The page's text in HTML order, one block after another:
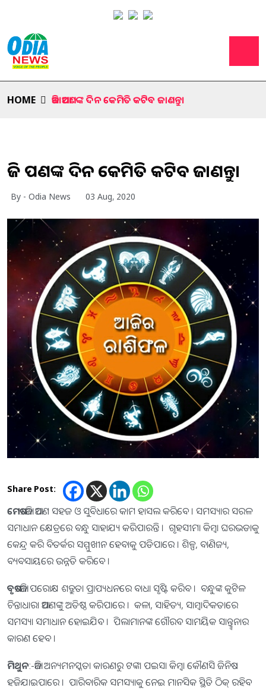
HOME ଆଜି ଆପଣଙ୍କ ଦିନ କେମିତି କଟିବ ଜାଣନ୍ତୁ।
ଆଜି ଆପଣଙ୍କ ଦିନ କେମିତି କଟିବ ଜାଣନ୍ତୁ।
By - Odia News 03 Aug, 2020
Share Post:
ମେଷ:-ଆଜି ଆପଣ ସହଜ ଓ ସୁବିଧାରେ କାମ ହାସଲ କରିବେ । ସମସ୍ୟାର ସରଳ
ସମାଧାନ କ୍ଷେତ୍ରରେ ବନ୍ଧୁ ସାହାଯ୍ୟ କରିପାରନ୍ତି । ଗୃହସୀମା କିମ୍ବା ଘରଭଡାକୁ
କେନ୍ଦ୍ର କରି ବିତର୍କର ସମ୍ମୁଖୀନ ହେବାକୁ ପଡିପାରେ । ଶିଳ୍ପ, ବାଣିଜ୍ୟ,
ବ୍ୟବସାୟରେ ଉନ୍ନତି କରିବେ ।
ବୃଷ:-ଆଜି ପରୋକ୍ଷ ଶତ୍ରୁତା ପ୍ରାପ୍ୟଧନରେ ବାଧା ସୃଷ୍ଟି କରିବ । ବନ୍ଧୁଙ୍କ କୁଟିଳ
ଚିନ୍ତାଧାରା ଆପଣଙ୍କୁ ଅତିଷ୍ଠ କରିପାରେ । କଳା, ସାହିତ୍ୟ, ସାମ୍ବାଦିକତାରେ
ସମସ୍ୟା ସମାଧାନ ହୋଇଯିବ । ପିଲାମାନଙ୍କ ଗୌରବ ସାମୟିକ ସାନ୍ତ୍ୱ୍ବନାର
କାରଣ ହେବ ।
ମିଥୁନ:-ଆଜି ଅନ୍ୟମନସ୍କତା କାରଣରୁ ଟଙ୍କା ପଇସା କିମ୍ବା କୌଣସି ଜିନିଷ
ହଜିଯାଇପାରେ । ପାରିବାରିକ ସମସ୍ୟାକୁ ନେଇ ମାନସିକ ସ୍ଥିତି ଠିକ୍‌ ରହିବ